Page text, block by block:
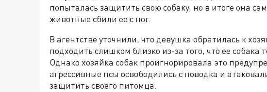
попыталась защитить свою собаку, но в итоге она
животные сбили ее с ног.
В агентстве уточнили, что девушка обратилась к
подходить слишком близко из-за того, что ее собака
Однако хозяйка собак проигнорировала это
агрессивные псы освободились с поводка и
защитить своего питомца.